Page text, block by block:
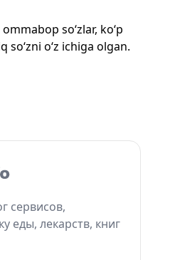
so‘zlar, ko‘p
o‘z ichiga olgan.
сервисов,
еды, лекарств, книг